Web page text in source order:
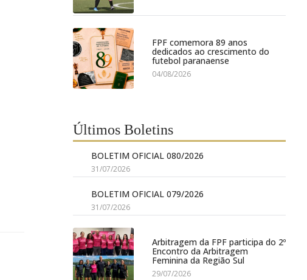
FPF comemora 89 anos
dedicados ao crescimento do
futebol paranaense
04/08/2026
Últimos Boletins
BOLETIM OFICIAL 080/2026
31/07/2026
BOLETIM OFICIAL 079/2026
31/07/2026
Arbitragem da FPF participa do 2º
Encontro da Arbitragem
Feminina da Região Sul
29/07/2026